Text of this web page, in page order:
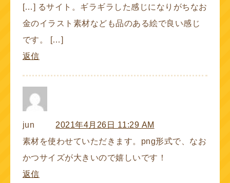
[…] るサイト。ギラギラした感じになりがちなお
金のイラスト素材なども品のある絵で良い感じ
です。 […]
返信
jun
2021年4月26日 11:29 AM
素材を使わせていただきます。png形式で、なお
かつサイズが大きいので嬉しいです！
返信